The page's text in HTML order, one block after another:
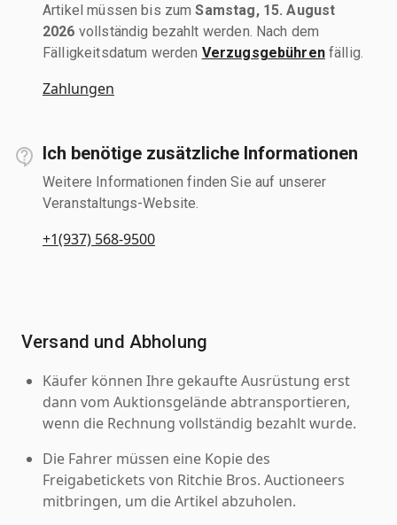
Artikel müssen bis zumSamstag, 15. August
2026 vollständig bezahlt werden. Nach dem
Fälligkeitsdatum werden Verzugsgebührenfällig.
Zahlungen
Ich benötige zusätzliche Informationen
Weitere Informationen finden Sie auf unserer
Veranstaltungs-Website.
+1(937) 568-9500
Versand und Abholung
Käufer können Ihre gekaufte Ausrüstung erst
dann vom Auktionsgelände abtransportieren,
wenn die Rechnung vollständig bezahlt wurde.
Die Fahrer müssen eine Kopie des
Freigabetickets von Ritchie Bros. Auctioneers
mitbringen, um die Artikel abzuholen.